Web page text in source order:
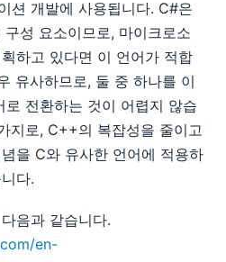
션 개발에 사용됩니다. C#은
성 요소이므로, 마이크로소
하고 있다면 이 언어가 적합
유사하므로, 둘 중 하나를 이
전환하는 것이 어렵지 않습
지로, C++의 복잡성을 줄이고
을 C와 유사한 언어에 적용하
다.
음과 같습니다.
en-